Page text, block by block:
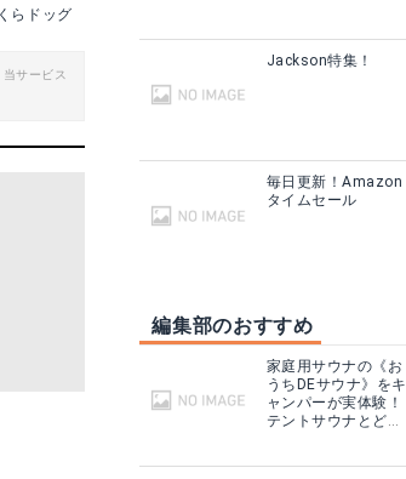
らドッグ
サービス
Jackson特集！
毎日更新！Amazon
タイムセール
編集部のおすすめ
家庭用サウナの《お
うちDEサウナ》をキ
ャンパーが実体験！
テントサウナとどこ